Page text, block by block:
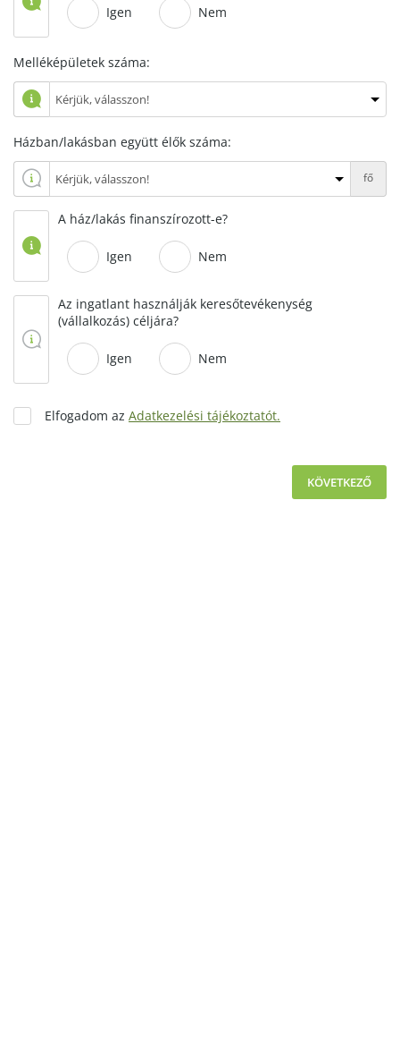
Igen Nem
Melléképületek száma:
Házban/lakásban együtt élők száma:
fő
A ház/lakás finanszírozott-e?
Igen Nem
Az ingatlant használják keresőtevékenység
(vállalkozás) céljára?
Igen Nem
Elfogadom az Adatkezelési tájékoztatót.
KÖVETKEZŐ